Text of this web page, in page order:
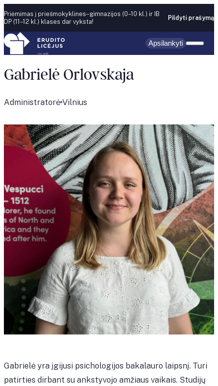
Skip to content
Priėmimas į priešmokyklines–gimnazijos (0–10 kl.) ir IB
DP (11–12 kl.) klases dar vyksta!
Pildyti prašymą
Apsilankyti
Gabrielė Orlovskaja
Administratorė Vilnius
Gabrielė yra įgijusi psichologijos bakalauro laipsnį. Turi
patirties dirbant su ankstyvojo amžiaus vaikais. Studijų